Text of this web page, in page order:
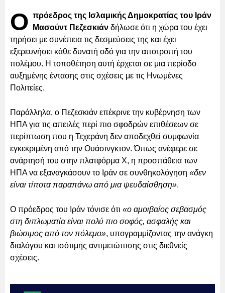
Ο πρόεδρος της Ισλαμικής Δημοκρατίας του Ιράν
Μασούντ Πεζεσκιάν δήλωσε ότι η χώρα του έχει
τηρήσει με συνέπεια τις δεσμεύσεις της και έχει
εξερευνήσει κάθε δυνατή οδό για την αποτροπή του
πολέμου. Η τοποθέτηση αυτή έρχεται σε μια περίοδο
αυξημένης έντασης στις σχέσεις με τις Ηνωμένες
Πολιτείες.
Παράλληλα, ο Πεζεσκιάν επέκρινε την κυβέρνηση των
ΗΠΑ για τις απειλές περί πιο σφοδρών επιθέσεων σε
περίπτωση που η Τεχεράνη δεν αποδεχθεί συμφωνία
εγκεκριμένη από την Ουάσινγκτον. Όπως ανέφερε σε
ανάρτησή του στην πλατφόρμα Χ, η προσπάθεια των
ΗΠΑ να εξαναγκάσουν το Ιράν σε συνθηκολόγηση «δεν
είναι τίποτα παραπάνω από μια ψευδαίσθηση».
Ο πρόεδρος του Ιράν τόνισε ότι «ο αμοιβαίος σεβασμός
στη διπλωματία είναι πολύ πιο σοφός, ασφαλής και
βιώσιμος από τον πόλεμο», υπογραμμίζοντας την ανάγκη
διαλόγου και ισότιμης αντιμετώπισης στις διεθνείς
σχέσεις.